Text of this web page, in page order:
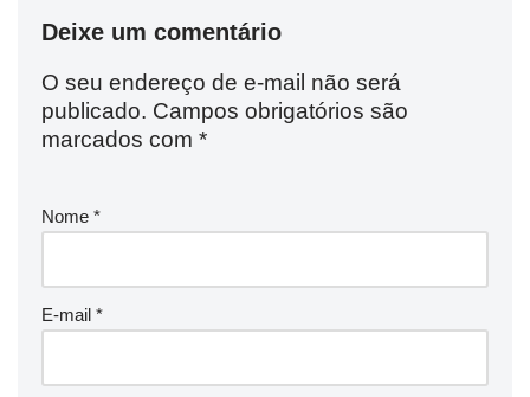
Deixe um comentário
O seu endereço de e-mail não será
publicado. Campos obrigatórios são
marcados com *
Nome *
E-mail *